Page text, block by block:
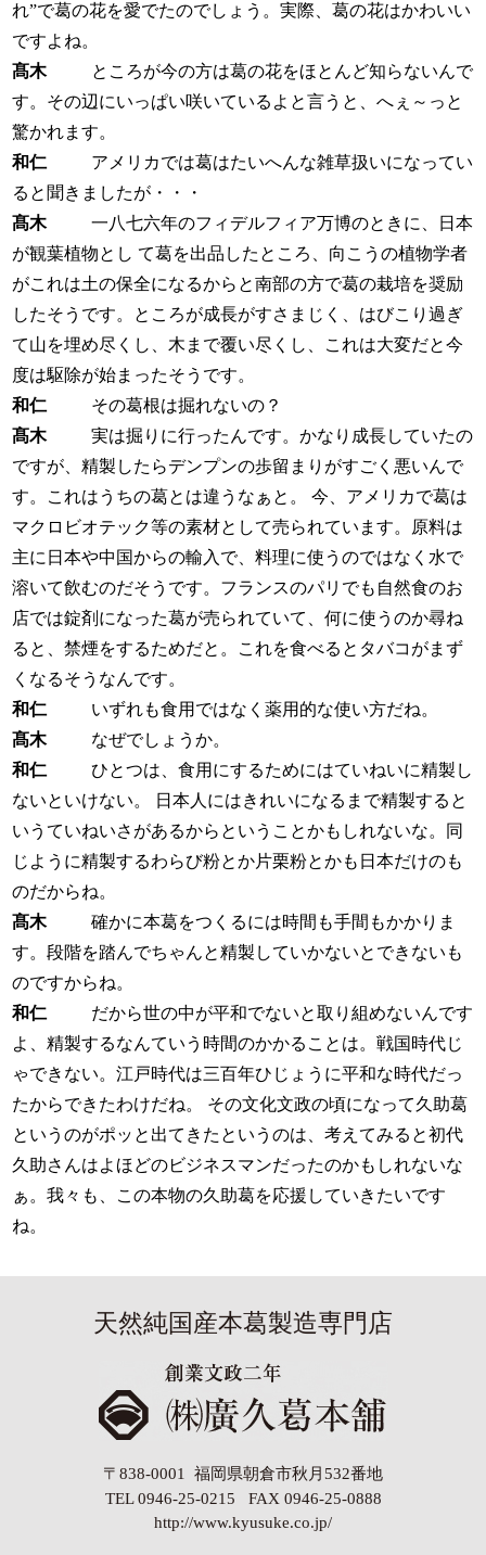
れ”で葛の花を愛でたのでしょう。実際、葛の花はかわいい
ですよね。
髙木
ところが今の方は葛の花をほとんど知らないんで
す。その辺にいっぱい咲いているよと言うと、へぇ～っと
驚かれます。
和仁
アメリカでは葛はたいへんな雑草扱いになってい
ると聞きましたが・・・
髙木
一八七六年のフィデルフィア万博のときに、日本
が観葉植物とし て葛を出品したところ、向こうの植物学者
がこれは土の保全になるからと南部の方で葛の栽培を奨励
したそうです。ところが成長がすさまじく、はびこり過ぎ
て山を埋め尽くし、木まで覆い尽くし、これは大変だと今
度は駆除が始まったそうです。
和仁
その葛根は掘れないの？
髙木
実は掘りに行ったんです。かなり成長していたの
ですが、精製したらデンプンの歩留まりがすごく悪いんで
す。これはうちの葛とは違うなぁと。 今、アメリカで葛は
マクロビオテック等の素材として売られています。原料は
主に日本や中国からの輸入で、料理に使うのではなく水で
溶いて飲むのだそうです。フランスのパリでも自然食のお
店では錠剤になった葛が売られていて、何に使うのか尋ね
ると、禁煙をするためだと。これを食べるとタバコがまず
くなるそうなんです。
和仁
いずれも食用ではなく薬用的な使い方だね。
髙木
なぜでしょうか。
和仁
ひとつは、食用にするためにはていねいに精製し
ないといけない。 日本人にはきれいになるまで精製すると
いうていねいさがあるからということかもしれないな。同
じように精製するわらび粉とか片栗粉とかも日本だけのも
のだからね。
髙木
確かに本葛をつくるには時間も手間もかかりま
す。段階を踏んでちゃんと精製していかないとできないも
のですからね。
和仁
だから世の中が平和でないと取り組めないんです
よ、精製するなんていう時間のかかることは。戦国時代じ
ゃできない。江戸時代は三百年ひじょうに平和な時代だっ
たからできたわけだね。 その文化文政の頃になって久助葛
というのがポッと出てきたというのは、考えてみると初代
久助さんはよほどのビジネスマンだったのかもしれないな
ぁ。我々も、この本物の久助葛を応援していきたいです
ね。
天然純国産本葛製造専門店
〒838-0001 福岡県朝倉市秋月532番地
TEL 0946-25-0215 FAX 0946-25-0888
http://www.kyusuke.co.jp/